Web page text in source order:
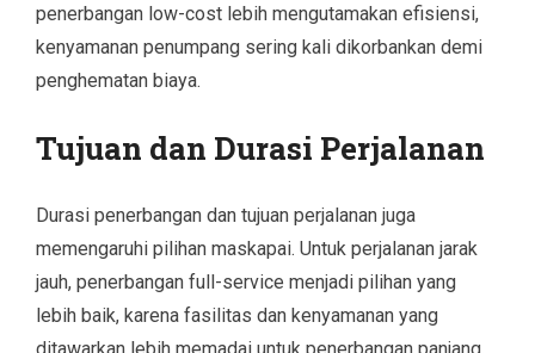
penerbangan low-cost lebih mengutamakan efisiensi,
kenyamanan penumpang sering kali dikorbankan demi
penghematan biaya.
Tujuan dan Durasi Perjalanan
Durasi penerbangan dan tujuan perjalanan juga
memengaruhi pilihan maskapai. Untuk perjalanan jarak
jauh, penerbangan full-service menjadi pilihan yang
lebih baik, karena fasilitas dan kenyamanan yang